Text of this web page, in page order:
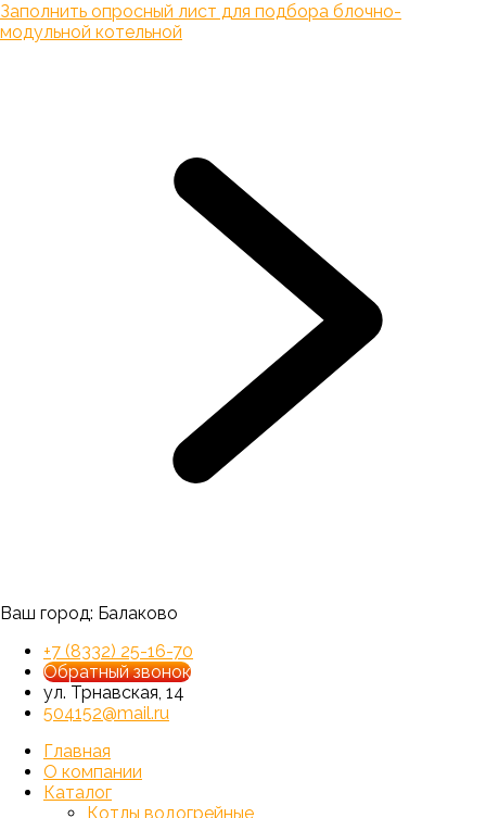
Заполнить опросный лист для подбора блочно-
модульной котельной
Ваш город: Балаково
+7 (8332) 25-16-70
Обратный звонок
ул. Трнавская, 14
504152@mail.ru
Главная
О компании
Каталог
Котлы водогрейные